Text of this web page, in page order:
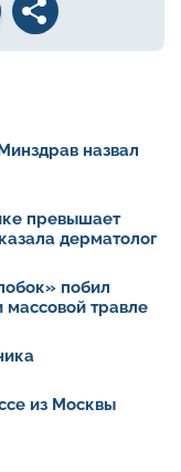
назвал
превышает
дерматолог
побил
травле
из Москвы